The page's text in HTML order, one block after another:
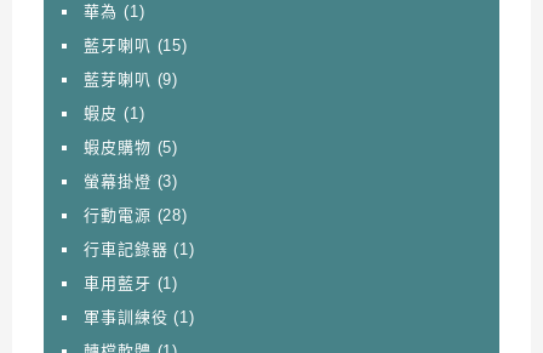
華為 (1)
藍牙喇叭 (15)
藍芽喇叭 (9)
蝦皮 (1)
蝦皮購物 (5)
螢幕掛燈 (3)
行動電源 (28)
行車記錄器 (1)
車用藍牙 (1)
軍事訓練役 (1)